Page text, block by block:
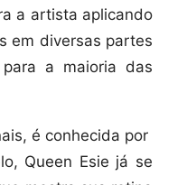
a artista aplicando
em diversas partes
a maioria das
é conhecida por
Queen Esie já se